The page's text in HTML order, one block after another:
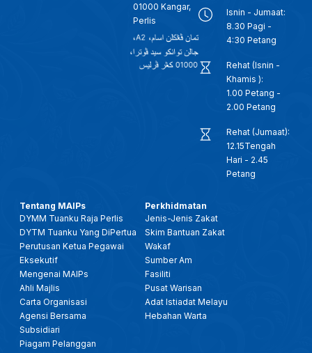
01000 Kangar,
Perlis
Isnin - Jumaat:
8.30 Pagi -
4:30 Petang
Rehat (Isnin -
Khamis ):
1.00 Petang -
2.00 Petang
Rehat (Jumaat):
12.15Tengah
Hari - 2.45
Petang
Tentang MAIPs
DYMM Tuanku Raja Perlis
DYTM Tuanku Yang DiPertua
Perutusan Ketua Pegawai
Eksekutif
Mengenai MAIPs
Ahli Majlis
Carta Organisasi
Agensi Bersama
Subsidiari
Piagam Pelanggan
Perkhidmatan
Jenis-Jenis Zakat
Skim Bantuan Zakat
Wakaf
Sumber Am
Fasiliti
Pusat Warisan
Adat Istiadat Melayu
Hebahan Warta